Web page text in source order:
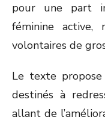
pour une part
féminine active,
volontaires de
Le texte
destinés à
allant de